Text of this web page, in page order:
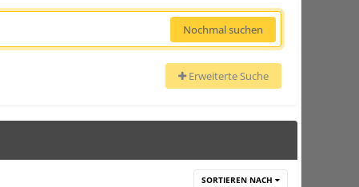
Nochmal suchen
Erweiterte Suche
SORTIEREN NACH